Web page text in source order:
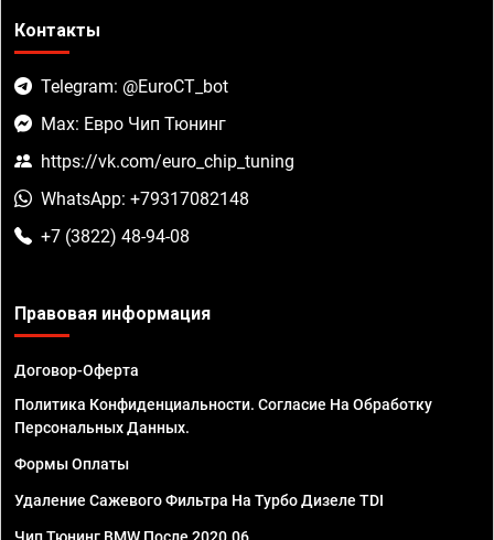
Контакты
Telegram: @EuroCT_bot
Max: Евро Чип Тюнинг
https://vk.com/euro_chip_tuning
WhatsApp: +79317082148
+7 (3822) 48-94-08
Правовая информация
Договор-Оферта
Политика Конфиденциальности. Согласие На Обработку
Персональных Данных.
Формы Оплаты
Удаление Сажевого Фильтра На Турбо Дизеле TDI